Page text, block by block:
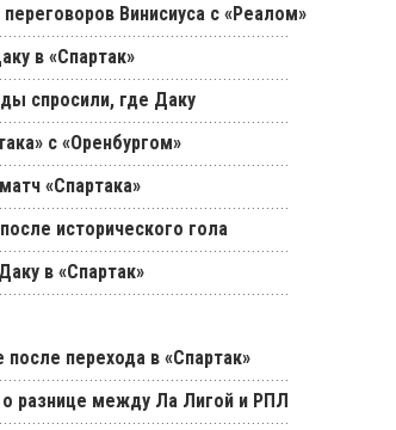
Винисиуса с «Реалом»
в «Спартак»
спросили, где Даку
с «Оренбургом»
«Спартака»
исторического гола
в «Спартак»
перехода в «Спартак»
о разнице между Ла Лигой и РПЛ